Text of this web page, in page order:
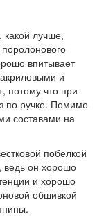
какой лучше,
впитывает
и
потому что при
по ручке. Помимо
составами на
побелкой
ведь он хорошо
и хорошо
обшивкой